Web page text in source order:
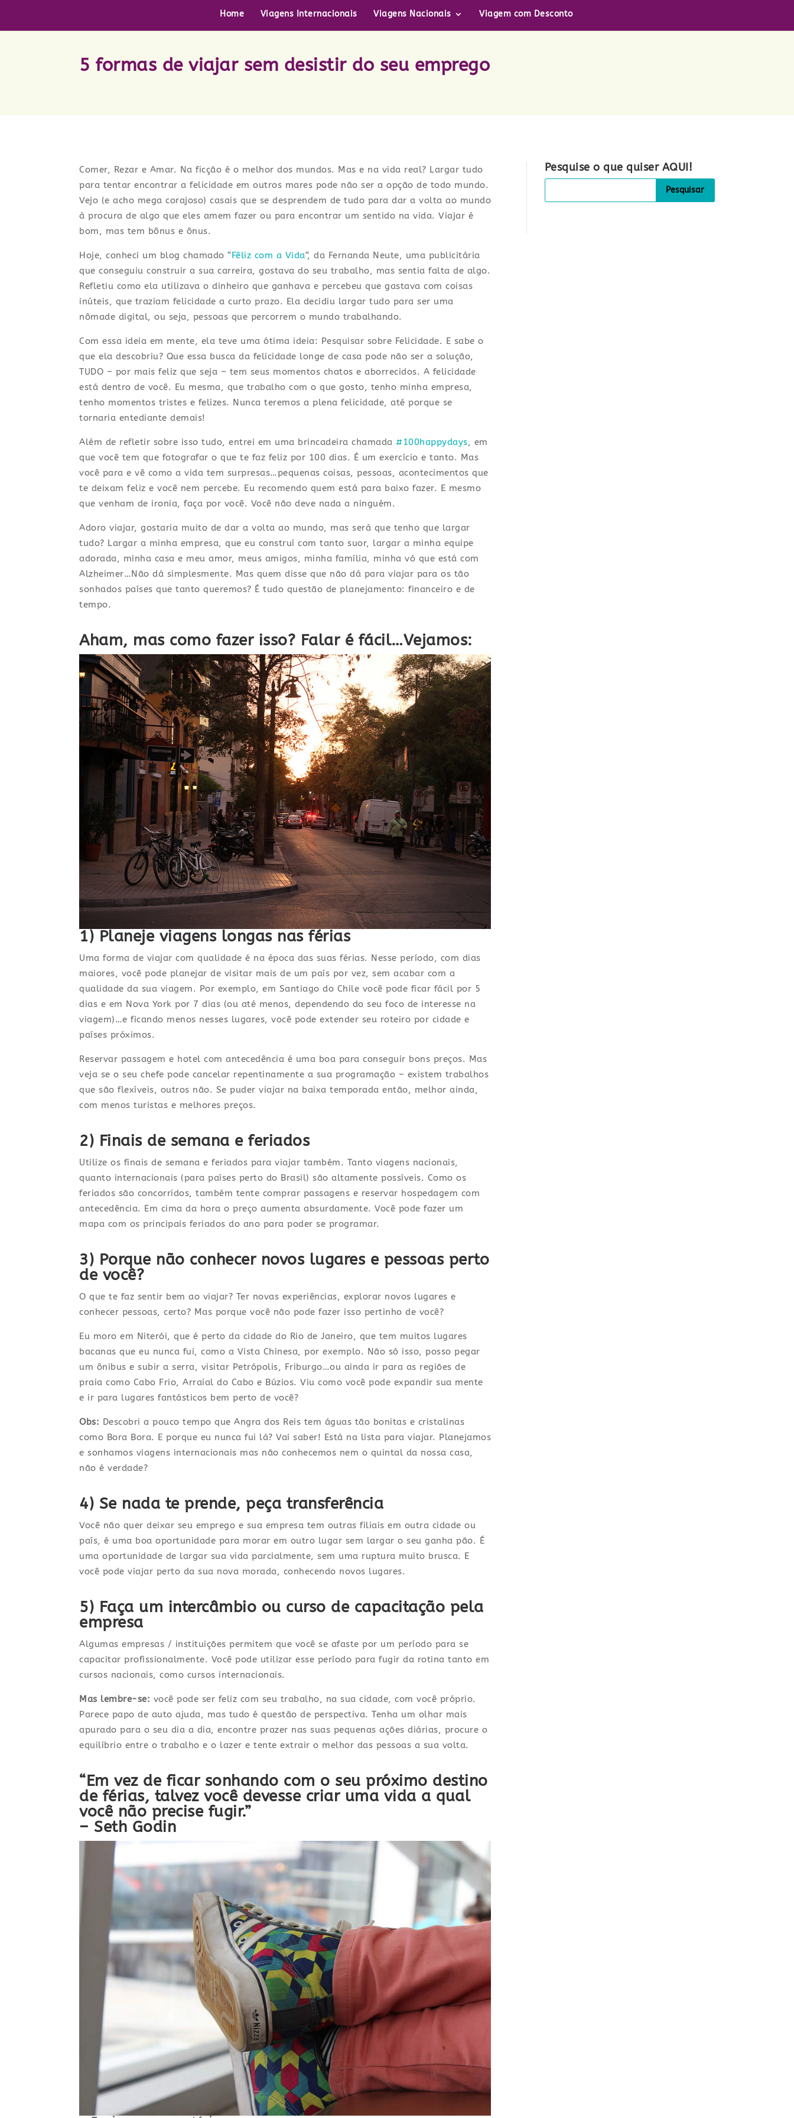
Home Viagens Internacionais Viagens Nacionais Viagem com Desconto
5 formas de viajar sem desistir do seu emprego
Comer, Rezar e Amar. Na ficção é o melhor dos mundos. Mas e na vida real? Largar tudo
para tentar encontrar a felicidade em outros mares pode não ser a opção de todo mundo.
Vejo (e acho mega corajoso) casais que se desprendem de tudo para dar a volta ao mundo
à procura de algo que eles amem fazer ou para encontrar um sentido na vida. Viajar é
bom, mas tem bônus e ônus.
Hoje, conheci um blog chamado “Fêliz com a Vida“, da Fernanda Neute, uma publicitária
que conseguiu construir a sua carreira, gostava do seu trabalho, mas sentia falta de algo.
Refletiu como ela utilizava o dinheiro que ganhava e percebeu que gastava com coisas
inúteis, que traziam felicidade a curto prazo. Ela decidiu largar tudo para ser uma
nômade digital, ou seja, pessoas que percorrem o mundo trabalhando.
Com essa ideia em mente, ela teve uma ótima ideia: Pesquisar sobre Felicidade. E sabe o
que ela descobriu? Que essa busca da felicidade longe de casa pode não ser a solução,
TUDO – por mais feliz que seja – tem seus momentos chatos e aborrecidos. A felicidade
está dentro de você. Eu mesma, que trabalho com o que gosto, tenho minha empresa,
tenho momentos tristes e felizes. Nunca teremos a plena felicidade, até porque se
tornaria entediante demais!
Além de refletir sobre isso tudo, entrei em uma brincadeira chamada #100happydays, em
que você tem que fotografar o que te faz feliz por 100 dias. É um exercício e tanto. Mas
você para e vê como a vida tem surpresas…pequenas coisas, pessoas, acontecimentos que
te deixam feliz e você nem percebe. Eu recomendo quem está para baixo fazer. E mesmo
que venham de ironia, faça por você. Você não deve nada a ninguém.
Adoro viajar, gostaria muito de dar a volta ao mundo, mas será que tenho que largar
tudo? Largar a minha empresa, que eu construí com tanto suor, largar a minha equipe
adorada, minha casa e meu amor, meus amigos, minha família, minha vó que está com
Alzheimer…Não dá simplesmente. Mas quem disse que não dá para viajar para os tão
sonhados países que tanto queremos? É tudo questão de planejamento: financeiro e de
tempo.
Aham, mas como fazer isso? Falar é fácil…Vejamos:
1) Planeje viagens longas nas férias
Uma forma de viajar com qualidade é na época das suas férias. Nesse período, com dias
maiores, você pode planejar de visitar mais de um país por vez, sem acabar com a
qualidade da sua viagem. Por exemplo, em Santiago do Chile você pode ficar fácil por 5
dias e em Nova York por 7 dias (ou até menos, dependendo do seu foco de interesse na
viagem)…e ficando menos nesses lugares, você pode extender seu roteiro por cidade e
países próximos.
Reservar passagem e hotel com antecedência é uma boa para conseguir bons preços. Mas
veja se o seu chefe pode cancelar repentinamente a sua programação – existem trabalhos
que são flexíveis, outros não. Se puder viajar na baixa temporada então, melhor ainda,
com menos turistas e melhores preços.
2) Finais de semana e feriados
Utilize os finais de semana e feriados para viajar também. Tanto viagens nacionais,
quanto internacionais (para países perto do Brasil) são altamente possíveis. Como os
feriados são concorridos, também tente comprar passagens e reservar hospedagem com
antecedência. Em cima da hora o preço aumenta absurdamente. Você pode fazer um
mapa com os principais feriados do ano para poder se programar.
3) Porque não conhecer novos lugares e pessoas perto
de você?
O que te faz sentir bem ao viajar? Ter novas experiências, explorar novos lugares e
conhecer pessoas, certo? Mas porque você não pode fazer isso pertinho de você?
Eu moro em Niterói, que é perto da cidade do Rio de Janeiro, que tem muitos lugares
bacanas que eu nunca fui, como a Vista Chinesa, por exemplo. Não só isso, posso pegar
um ônibus e subir a serra, visitar Petrópolis, Friburgo…ou ainda ir para as regiões de
praia como Cabo Frio, Arraial do Cabo e Búzios. Viu como você pode expandir sua mente
e ir para lugares fantásticos bem perto de você?
Obs: Descobri a pouco tempo que Angra dos Reis tem águas tão bonitas e cristalinas
como Bora Bora. E porque eu nunca fui lá? Vai saber! Está na lista para viajar. Planejamos
e sonhamos viagens internacionais mas não conhecemos nem o quintal da nossa casa,
não é verdade?
4) Se nada te prende, peça transferência
Você não quer deixar seu emprego e sua empresa tem outras filiais em outra cidade ou
país, é uma boa oportunidade para morar em outro lugar sem largar o seu ganha pão. É
uma oportunidade de largar sua vida parcialmente, sem uma ruptura muito brusca. E
você pode viajar perto da sua nova morada, conhecendo novos lugares.
5) Faça um intercâmbio ou curso de capacitação pela
empresa
Algumas empresas / instituições permitem que você se afaste por um período para se
capacitar profissionalmente. Você pode utilizar esse período para fugir da rotina tanto em
cursos nacionais, como cursos internacionais.
Mas lembre-se: você pode ser feliz com seu trabalho, na sua cidade, com você próprio.
Parece papo de auto ajuda, mas tudo é questão de perspectiva. Tenha um olhar mais
apurado para o seu dia a dia, encontre prazer nas suas pequenas ações diárias, procure o
equilíbrio entre o trabalho e o lazer e tente extrair o melhor das pessoas a sua volta.
“Em vez de ficar sonhando com o seu próximo destino
de férias, talvez você devesse criar uma vida a qual
você não precise fugir.”
– Seth Godin
Pesquise o que quiser AQUI!